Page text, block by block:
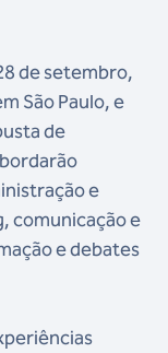
de setembro,
São Paulo, e
de
e
comunicação e
e debates